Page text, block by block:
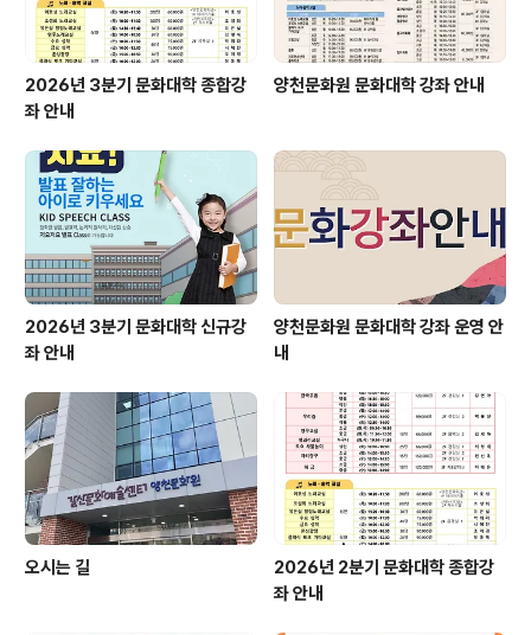
2026년 3분기 문화대학 종합강
좌 안내
양천문화원 문화대학 강좌 안내
2026년 3분기 문화대학 신규강
좌 안내
양천문화원 문화대학 강좌 운영 안
내
오시는 길
2026년 2분기 문화대학 종합강
좌 안내